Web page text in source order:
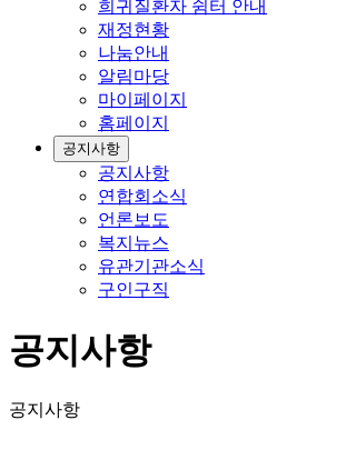
희귀질환자 쉼터 안내
재정현황
나눔안내
알림마당
마이페이지
홈페이지
공지사항
공지사항
연합회소식
언론보도
복지뉴스
유관기관소식
구인구직
공지사항
공지사항